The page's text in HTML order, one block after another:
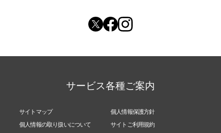
サービス各種ご案内
サイトマップ
個人情報保護方針
個人情報の取り扱いについて
サイトご利用規約